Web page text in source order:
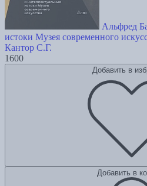
Альфред
истоки Музея современного
Кантор С.Г.
1600
Добавить в
Добавить в